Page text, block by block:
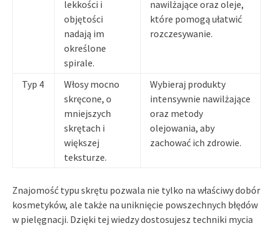
lekkości i
objętości
nadają im
określone
spirale.
nawilżające oraz oleje,
które pomogą ułatwić
rozczesywanie.
Typ 4
Włosy mocno
skręcone, o
mniejszych
skrętach i
większej
teksturze.
Wybieraj produkty
intensywnie nawilżające
oraz metody
olejowania, aby
zachować ich zdrowie.
Znajomość typu skrętu pozwala nie tylko na właściwy dobór
kosmetyków, ale także na uniknięcie powszechnych błędów
w pielęgnacji. Dzięki tej wiedzy dostosujesz techniki mycia